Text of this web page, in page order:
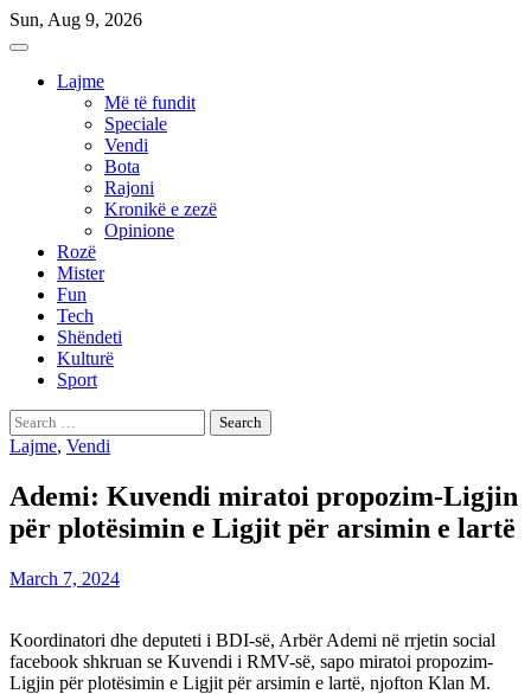
Skip
to
Sun, Aug 9, 2026
Lajme
Më të fundit
Speciale
Vendi
Bota
Rajoni
Kronikë e zezë
Opinione
Rozë
Mister
Fun
Tech
Shëndeti
Kulturë
Sport
Search
for:
Lajme, Vendi
Ademi: Kuvendi miratoi propozim-Ligjin
për plotësimin e Ligjit për arsimin e lartë
March 7, 2024
Koordinatori dhe deputeti i BDI-së, Arbër Ademi në rrjetin social
facebook shkruan se Kuvendi i RMV-së, sapo miratoi propozim-
Ligjin për plotësimin e Ligjit për arsimin e lartë, njofton Klan M.